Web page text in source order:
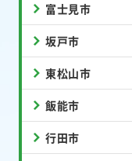
富士見市
坂戸市
東松山市
飯能市
行田市